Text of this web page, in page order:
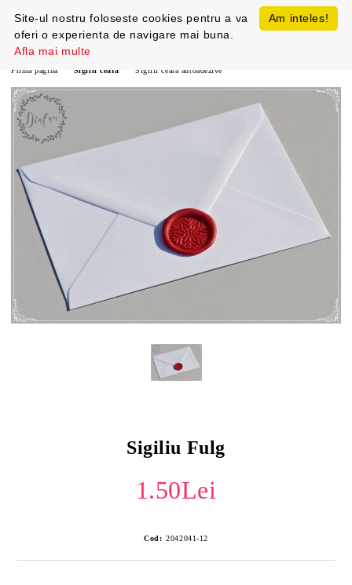
Prima pagină Sigilii ceara Sigilii ceara autoadezive
Sigiliu Fulg
1.50Lei
Cod: 2042041-12
Am inteles!
Site-ul nostru foloseste cookies pentru a va
oferi o experienta de navigare mai buna.
Afla mai multe